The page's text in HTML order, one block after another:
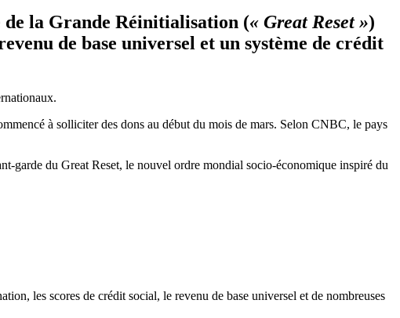
de la Grande Réinitialisation (« Great Reset »)
de base universel et un système de crédit
à solliciter des dons au début du mois de mars. Selon CNBC, le pays
garde du Great Reset, le nouvel ordre mondial socio-économique inspiré du
les scores de crédit social, le revenu de base universel et de nombreuses